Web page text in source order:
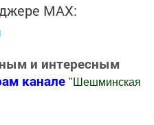
MАХ:
и интересным
канале "Шешминская